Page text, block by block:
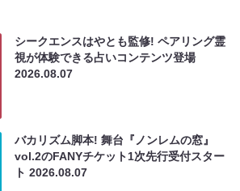
シークエンスはやとも監修! ペアリング霊
視が体験できる占いコンテンツ登場
2026.08.07
バカリズム脚本! 舞台『ノンレムの窓』
vol.2のFANYチケット1次先行受付スター
ト2026.08.07